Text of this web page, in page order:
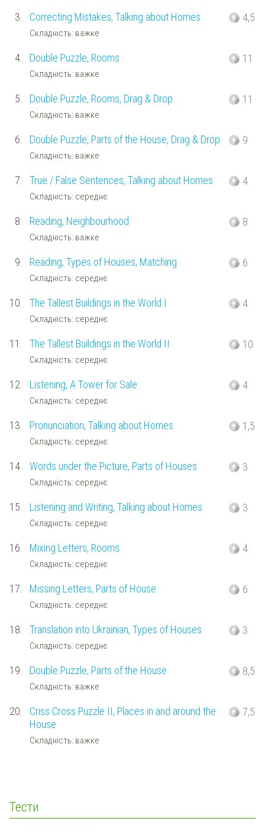
3. Correcting Mistakes, Talking about Homes
Складність: важке
4,5
4. Double Puzzle, Rooms
Складність: важке
11
5. Double Puzzle, Rooms, Drag & Drop
Складність: важке
11
6. Double Puzzle, Parts of the House, Drag & Drop
Складність: важке
9
7. True / False Sentences, Talking about Homes
Складність: середнє
4
8. Reading, Neighbourhood
Складність: важке
8
9. Reading, Types of Houses, Matching
Складність: середнє
6
10. The Tallest Buildings in the World I
Складність: середнє
4
11. The Tallest Buildings in the World II
Складність: середнє
10
12. Listening, A Tower for Sale
Складність: середнє
4
13. Pronunciation, Talking about Homes
Складність: середнє
1,5
14. Words under the Picture, Parts of Houses
Складність: середнє
3
15. Listening and Writing, Talking about Homes
Складність: середнє
3
16. Mixing Letters, Rooms
Складність: середнє
4
17. Missing Letters, Parts of House
Складність: середнє
6
18. Translation into Ukrainian, Types of Houses
Складність: середнє
3
19. Double Puzzle, Parts of the House
Складність: важке
8,5
20.
Criss Cross Puzzle II, Places in and around the
House
Складність: важке
7,5
Тести